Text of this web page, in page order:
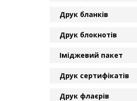
Друк бланків
Друк блокнотів
Іміджевий пакет
Друк сертифікатів
Друк флаєрів